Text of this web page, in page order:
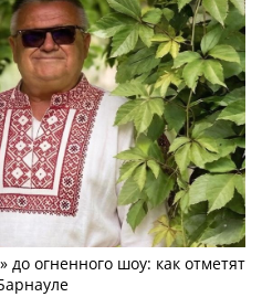
огненного шоу: как отметят